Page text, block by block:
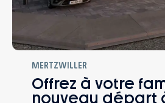
MERTZWILLER
Offrez à votre
nouveau départ